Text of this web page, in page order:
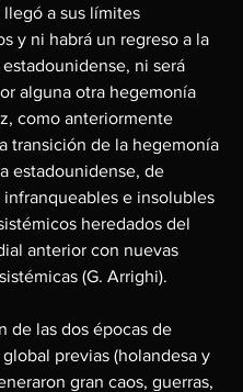
llegó a sus límites
y ni habrá un regreso a la
ni será
alguna otra hegemonía
como anteriormente
transición de la hegemonía
estadounidense, de
infranqueables e insolubles
heredados del
anterior con nuevas
(G. Arrighi).
de las dos épocas de
previas (holandesa y
gran caos, guerras,